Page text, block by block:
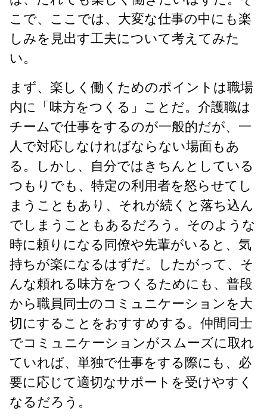
こで、ここでは、大変な仕事の中にも楽
しみを見出す工夫について考えてみた
い。
まず、楽しく働くためのポイントは職場
内に「味方をつくる」ことだ。介護職は
チームで仕事をするのが一般的だが、一
人で対応しなければならない場面もあ
る。しかし、自分ではきちんとしている
つもりでも、特定の利用者を怒らせてし
まうこともあり、それが続くと落ち込ん
でしまうこともあるだろう。そのような
時に頼りになる同僚や先輩がいると、気
持ちが楽になるはずだ。したがって、そ
んな頼れる味方をつくるためにも、普段
から職員同士のコミュニケーションを大
切にすることをおすすめする。仲間同士
でコミュニケーションがスムーズに取れ
ていれば、単独で仕事をする際にも、必
要に応じて適切なサポートを受けやすく
なるだろう。